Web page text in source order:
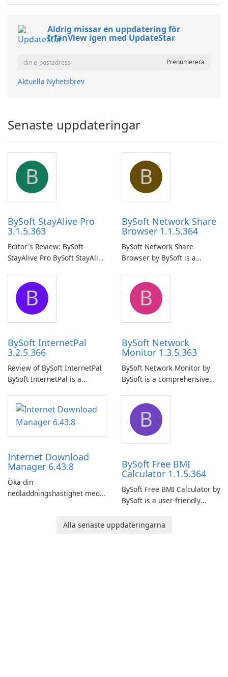
Aldrig missar en uppdatering för
IrfanView igen med UpdateStar
Aktuella Nyhetsbrev
Senaste uppdateringar
B
BySoft StayAlive Pro
3.1.5.363
Editor's Review: BySoft
StayAlive Pro BySoft StayAlive
application designed to
ensure the continuous and
uninterrupted operation of
your computer system.
B
BySoft Network Share
Browser 1.1.5.364
BySoft Network Share
Browser by BySoft is a
application that allows users
to easily browse and manage
shared folders on their
network.
B
BySoft InternetPal
3.2.5.366
Review of BySoft InternetPal
BySoft InternetPal is a
application designed to
monitor your internet
connection and provide real-
time insights into its
B
BySoft Network
Monitor 1.3.5.363
BySoft Network Monitor by
BySoft is a comprehensive
designed to help businesses
effectively manage their
network infrastructure.
Internet Download
Manager 6.43.8
Öka din
nedladdningshastighet med
B
BySoft Free BMI
Calculator 1.1.5.364
BySoft Free BMI Calculator by
BySoft is a user-friendly
designed to help you
Alla senaste uppdateringarna